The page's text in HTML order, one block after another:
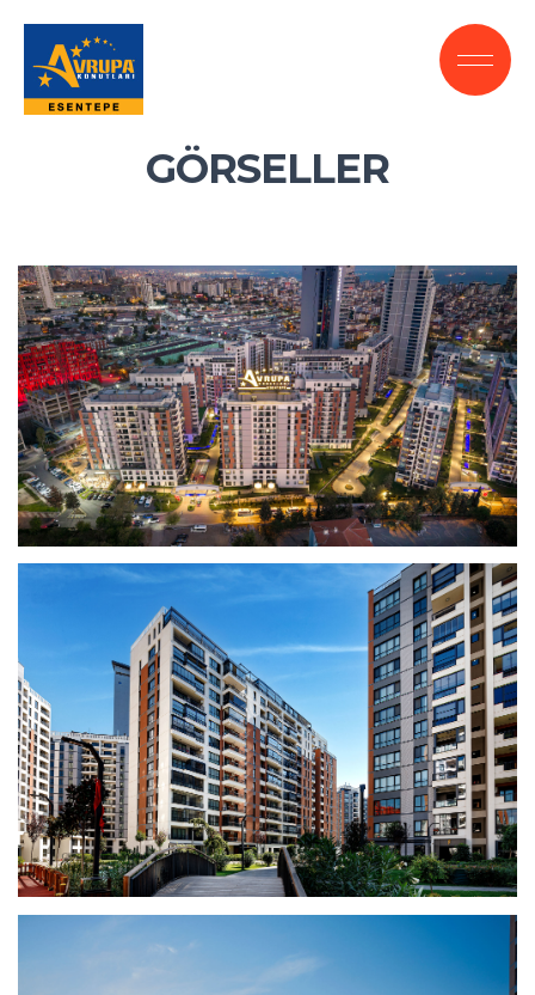
GÖRSELLER